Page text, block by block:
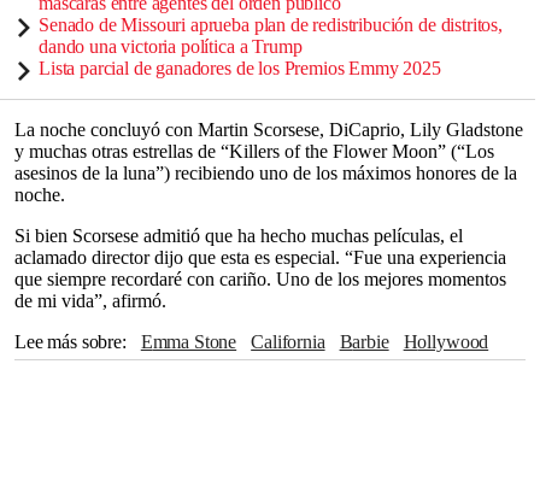
Senado de Missouri aprueba plan de redistribución de distritos,
dando una victoria política a Trump
Lista parcial de ganadores de los Premios Emmy 2025
La noche concluyó con Martin Scorsese, DiCaprio, Lily Gladstone
y muchas otras estrellas de “Killers of the Flower Moon” (“Los
asesinos de la luna”) recibiendo uno de los máximos honores de la
noche.
Si bien Scorsese admitió que ha hecho muchas películas, el
aclamado director dijo que esta es especial. “Fue una experiencia
que siempre recordaré con cariño. Uno de los mejores momentos
de mi vida”, afirmó.
Lee más sobre
Emma Stone California Barbie
Hollywood